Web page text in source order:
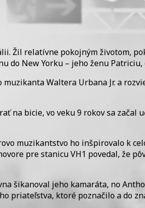
Žil relatívne pokojným životom,
New Yorku – jeho ženu
Waltera Urbana Jr. a
na bicie, vo veku 9 rokov sa začal
muzikantstvo ho inšpirovalo k
pre stanicu VH1 povedal, že
šikanoval jeho kamaráta, no
priateľstva, ktoré poznačilo a do